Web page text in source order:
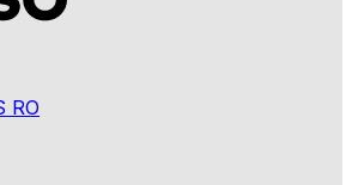
RO